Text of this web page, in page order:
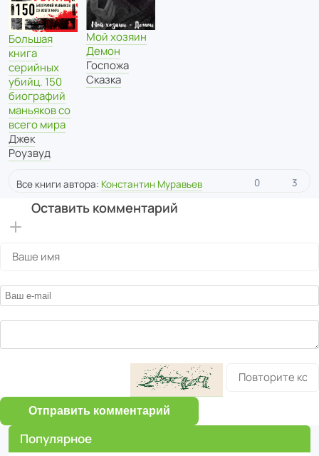
Большая
книга
серийных
убийц. 150
биографий
маньяков со
всего мира
Джек
Роузвуд
Мой хозяин
Демон
Госпожа
Сказка
Все книги автора: Константин Муравьев 0 3
Оставить комментарий
Отправить комментарий
Популярное